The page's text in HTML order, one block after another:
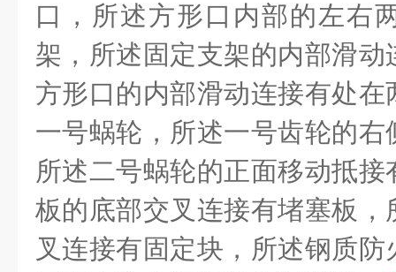
口，所述方形口内部的左右
架，所述固定支架的内部滑
方形口的内部滑动连接有处
一号蜗轮，所述一号齿轮的
所述二号蜗轮的正面移动抵
板的底部交叉连接有堵塞板
叉连接有固定块，所述钢质